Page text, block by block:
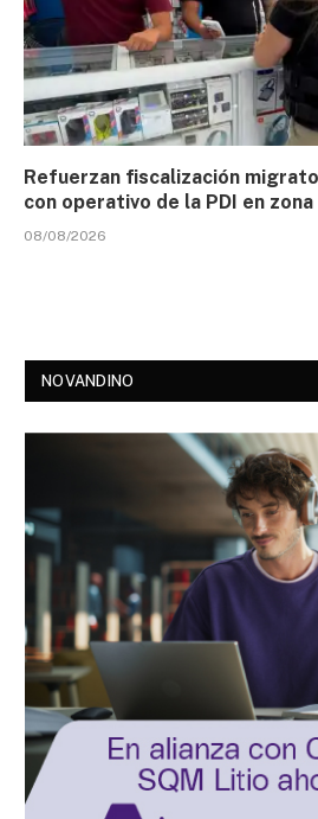
Refuerzan fiscalización
con operativo de la PDI en
08/08/2026
NOVANDINO